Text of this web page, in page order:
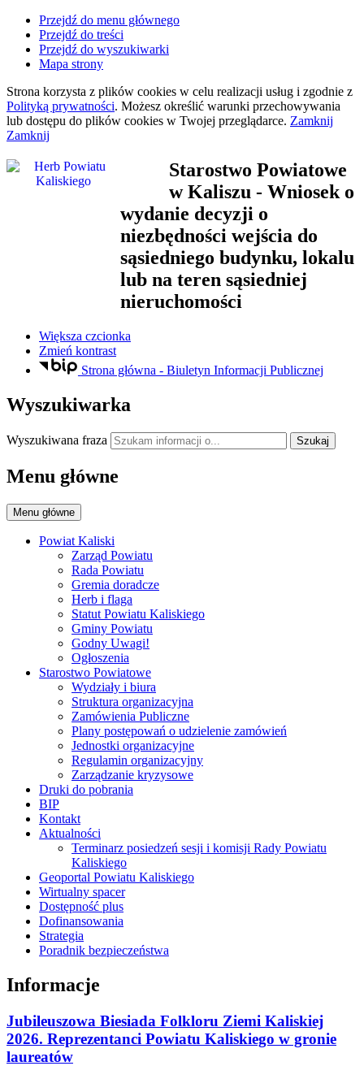
Przejdź do menu głównego
Przejdź do treści
Przejdź do wyszukiwarki
Mapa strony
Strona korzysta z plików cookies w celu realizacji usług i zgodnie z
Polityką prywatności. Możesz określić warunki przechowywania
lub dostępu do plików cookies w Twojej przeglądarce. Zamknij
Zamknij
Starostwo Powiatowe
w Kaliszu - Wniosek o
wydanie decyzji o
niezbędności wejścia do
sąsiedniego budynku, lokalu
lub na teren sąsiedniej
nieruchomości
Większa czcionka
Zmień kontrast
Strona główna - Biuletyn Informacji Publicznej
Wyszukiwarka
Wyszukiwana fraza Szukaj
Menu główne
Menu główne
Powiat Kaliski
Zarząd Powiatu
Rada Powiatu
Gremia doradcze
Herb i flaga
Statut Powiatu Kaliskiego
Gminy Powiatu
Godny Uwagi!
Ogłoszenia
Starostwo Powiatowe
Wydziały i biura
Struktura organizacyjna
Zamówienia Publiczne
Plany postępowań o udzielenie zamówień
Jednostki organizacyjne
Regulamin organizacyjny
Zarządzanie kryzysowe
Druki do pobrania
BIP
Kontakt
Aktualności
Terminarz posiedzeń sesji i komisji Rady Powiatu
Kaliskiego
Geoportal Powiatu Kaliskiego
Wirtualny spacer
Dostępność plus
Dofinansowania
Strategia
Poradnik bezpieczeństwa
Informacje
Jubileuszowa Biesiada Folkloru Ziemi Kaliskiej
2026. Reprezentanci Powiatu Kaliskiego w gronie
laureatów